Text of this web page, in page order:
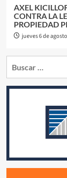
AXEL
CONTRA LA
PROPIEDAD
jueves 6 de